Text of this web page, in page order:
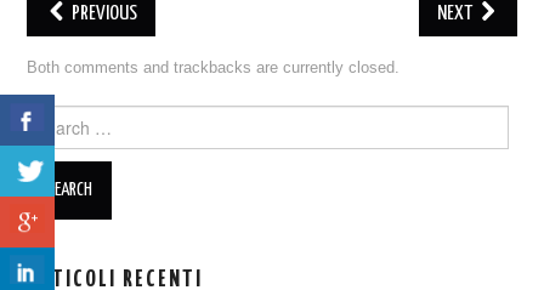
PREVIOUS NEXT
Both comments and trackbacks are currently closed.
Search for:
ARTICOLI RECENTI